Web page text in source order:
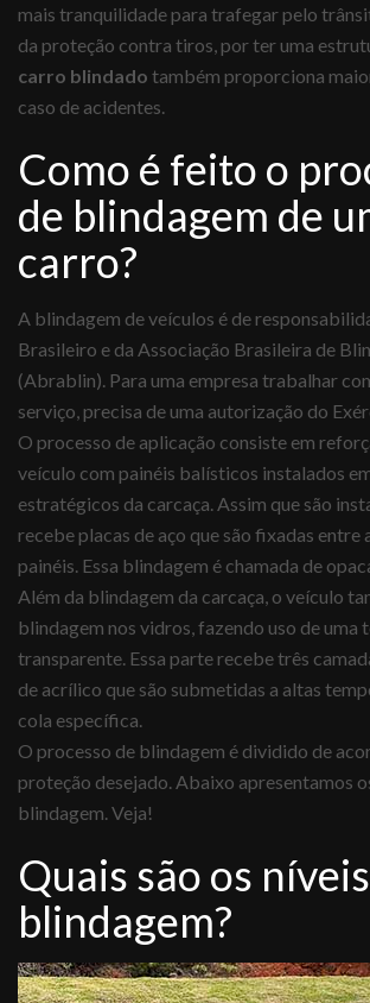
mais tranquilidade para trafegar pelo
da proteção contra tiros, por ter uma
carro blindado também proporciona
caso de acidentes.
Como é feito o
de blindagem de
carro?
A blindagem de veículos é de
Brasileiro e da Associação Brasileira de
(Abrablin). Para uma empresa trabalhar
serviço, precisa de uma autorização do
O processo de aplicação consiste em
veículo com painéis balísticos instalados
estratégicos da carcaça. Assim que são
recebe placas de aço que são fixadas entre
painéis. Essa blindagem é chamada de
Além da blindagem da carcaça, o veículo
blindagem nos vidros, fazendo uso de uma
transparente. Essa parte recebe três
de acrílico que são submetidas a altas
cola específica.
O processo de blindagem é dividido de
proteção desejado. Abaixo apresentamos
blindagem. Veja!
Quais são os
blindagem?